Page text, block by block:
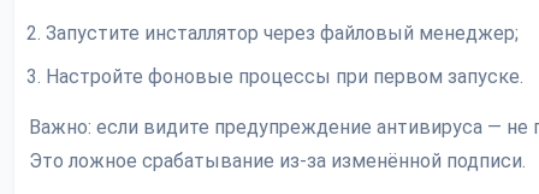
Запустите инсталлятор через файловый менеджер;
Настройте фоновые процессы при первом запуске.
Важно: если видите предупреждение антивируса — не
Это ложное срабатывание из-за изменённой подписи.